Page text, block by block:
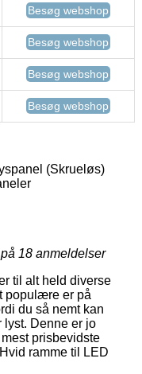
Besøg webshop
Besøg webshop
Besøg webshop
Besøg webshop
(Skrueløs)
18 anmeldelser
til alt held diverse
populære er på
du så nemt kan
lyst. Denne er jo
prisbevidste
ramme til LED